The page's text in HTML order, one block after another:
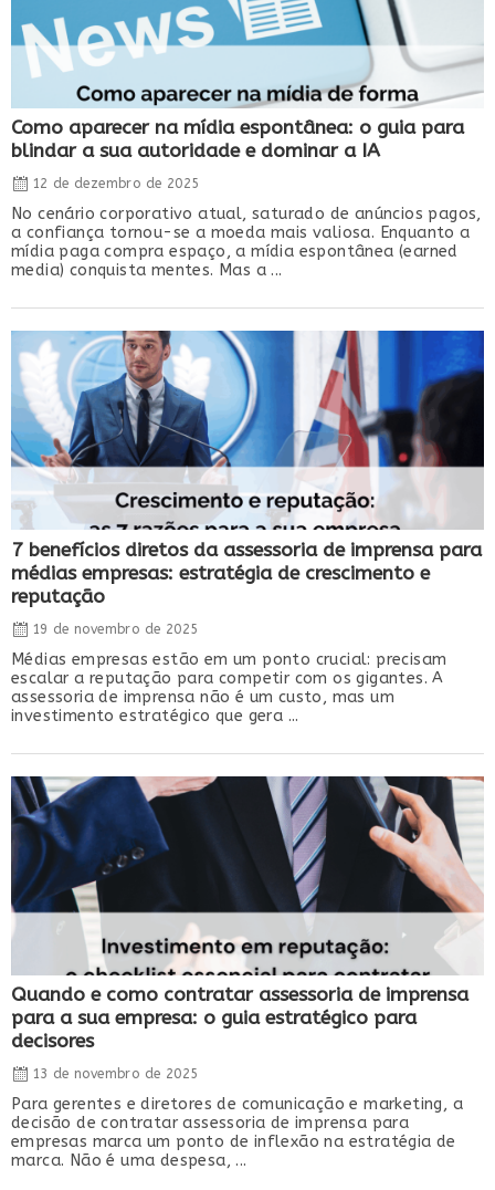
Como aparecer na mídia espontânea: o guia para
blindar a sua autoridade e dominar a IA
12 de dezembro de 2025
No cenário corporativo atual, saturado de anúncios pagos,
a confiança tornou-se a moeda mais valiosa. Enquanto a
mídia paga compra espaço, a mídia espontânea (earned
media) conquista mentes. Mas a ...
7 benefícios diretos da assessoria de imprensa para
médias empresas: estratégia de crescimento e
reputação
19 de novembro de 2025
Médias empresas estão em um ponto crucial: precisam
escalar a reputação para competir com os gigantes. A
assessoria de imprensa não é um custo, mas um
investimento estratégico que gera ...
Quando e como contratar assessoria de imprensa
para a sua empresa: o guia estratégico para
decisores
13 de novembro de 2025
Para gerentes e diretores de comunicação e marketing, a
decisão de contratar assessoria de imprensa para
empresas marca um ponto de inflexão na estratégia de
marca. Não é uma despesa, ...